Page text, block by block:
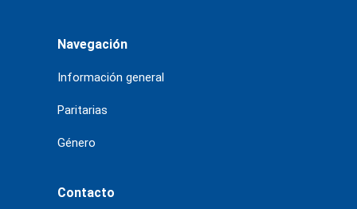
Navegación
Información general
Paritarias
Género
Contacto